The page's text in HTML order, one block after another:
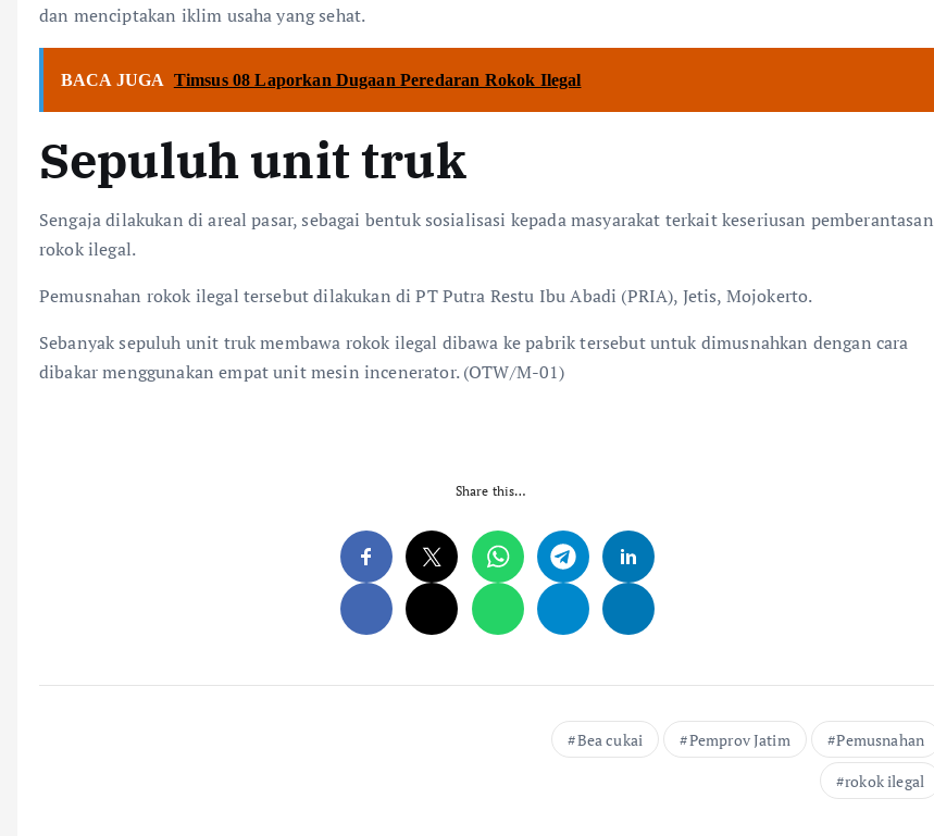
dan menciptakan iklim usaha yang sehat.
BACA JUGA Timsus 08 Laporkan Dugaan Peredaran Rokok Ilegal
Sepuluh unit truk
Sengaja dilakukan di areal pasar, sebagai bentuk sosialisasi kepada masyarakat terkait keseriusan pemberantasan
rokok ilegal.
Pemusnahan rokok ilegal tersebut dilakukan di PT Putra Restu Ibu Abadi (PRIA), Jetis, Mojokerto.
Sebanyak sepuluh unit truk membawa rokok ilegal dibawa ke pabrik tersebut untuk dimusnahkan dengan cara
dibakar menggunakan empat unit mesin incenerator. (OTW/M-01)
Share this…
Bea cukai Pemprov Jatim
Pemusnahan
rokok ilegal